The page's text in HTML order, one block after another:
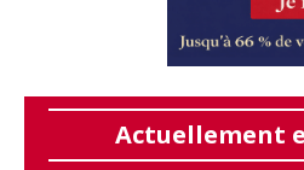
Actuellement